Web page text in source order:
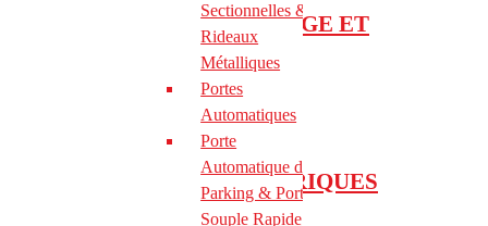
SELECTION VERROUILLAGE ET
VERROUILLAGES ELECTRIQUES
Sectionnelles &
Rideaux
Métalliques
Portes
Automatiques
Porte
Automatique de
Parking & Porte
Souple Rapide